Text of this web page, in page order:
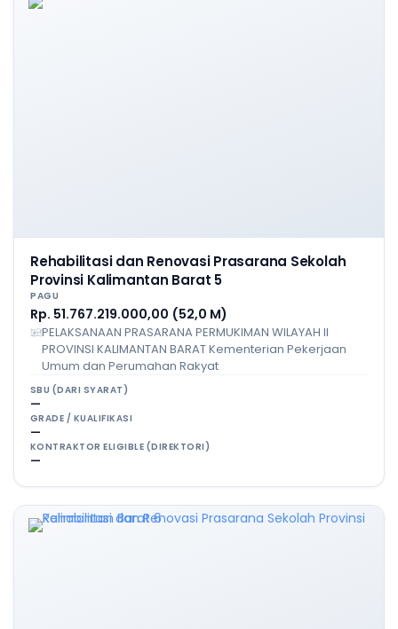
Rehabilitasi dan Renovasi Prasarana Sekolah
Provinsi Kalimantan Barat 5
PAGU
Rp. 51.767.219.000,00 (52,0 M)
PELAKSANAAN PRASARANA PERMUKIMAN WILAYAH II
PROVINSI KALIMANTAN BARAT Kementerian Pekerjaan
Umum dan Perumahan Rakyat
SBU (DARI SYARAT)
—
GRADE / KUALIFIKASI
—
KONTRAKTOR ELIGIBLE (DIREKTORI)
—